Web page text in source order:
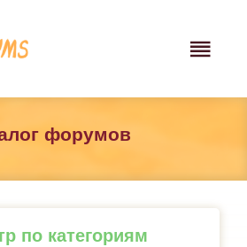
форумов
по категориям